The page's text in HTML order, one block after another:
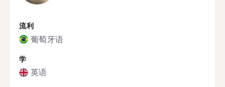
流利
葡萄牙语
学
英语